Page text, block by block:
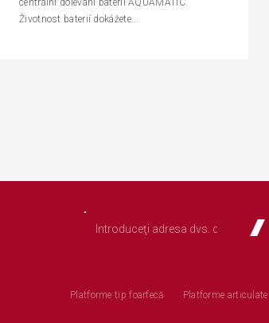
Životnost baterií dokážete...
Platforme tip foarfecă Platforme articulate